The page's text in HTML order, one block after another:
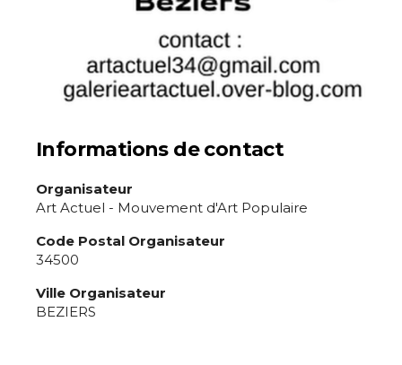
termes et conditions
* Champ obligatoire
Statut / Organisation
J'accepte lestermes et conditions
* Champ obligatoire
Informations de contact
Organisateur
Art Actuel - Mouvement d'Art Populaire
Code Postal Organisateur
34500
Ville Organisateur
BEZIERS